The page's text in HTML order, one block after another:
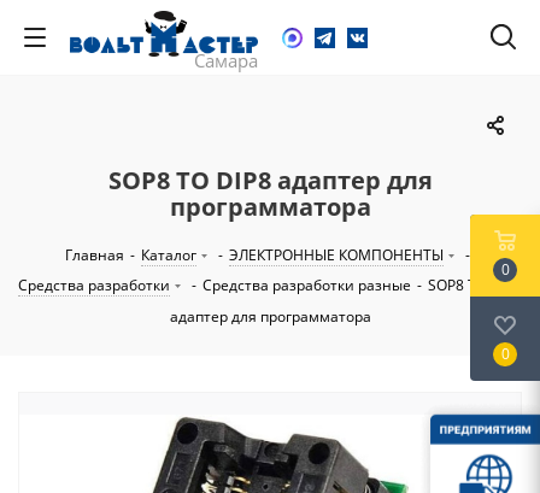
SOP8 TO DIP8 адаптер для
программатора
Главная - Каталог - ЭЛЕКТРОННЫЕ КОМПОНЕНТЫ
-
Средства разработки
- Средства разработки разные - SOP8 TO DIP8
адаптер для программатора
0
0